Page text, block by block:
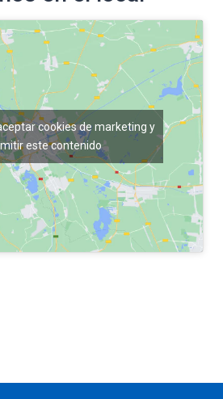
cookies de marketing y
este contenido